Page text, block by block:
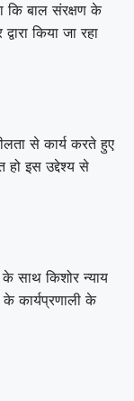
कि बाल संरक्षण के
किया जा रहा
से कार्य करते हुए
हो इस उद्देश्य से
के साथ किशोर न्याय
के कार्यप्रणाली के